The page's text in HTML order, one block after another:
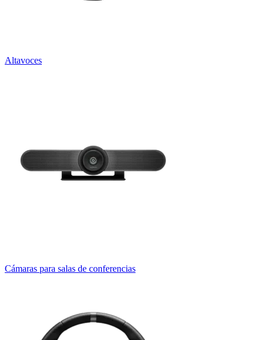
Altavoces
Cámaras para salas de conferencias